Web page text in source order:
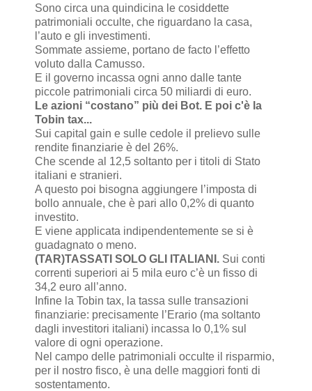
Sono circa una quindicina le cosiddette
patrimoniali occulte, che riguardano la casa,
l’auto e gli investimenti.
Sommate assieme, portano de facto l’effetto
voluto dalla Camusso.
E il governo incassa ogni anno dalle tante
piccole patrimoniali circa 50 miliardi di euro.
Le azioni “costano” più dei Bot. E poi c'è la
Tobin tax...
Sui capital gain e sulle cedole il prelievo sulle
rendite finanziarie è del 26%.
Che scende al 12,5 soltanto per i titoli di Stato
italiani e stranieri.
A questo poi bisogna aggiungere l’imposta di
bollo annuale, che è pari allo 0,2% di quanto
investito.
E viene applicata indipendentemente se si è
guadagnato o meno.
(TAR)TASSATI SOLO GLI ITALIANI. Sui conti
correnti superiori ai 5 mila euro c’è un fisso di
34,2 euro all’anno.
Infine la Tobin tax, la tassa sulle transazioni
finanziarie: precisamente l’Erario (ma soltanto
dagli investitori italiani) incassa lo 0,1% sul
valore di ogni operazione.
Nel campo delle patrimoniali occulte il risparmio,
per il nostro fisco, è una delle maggiori fonti di
sostentamento.